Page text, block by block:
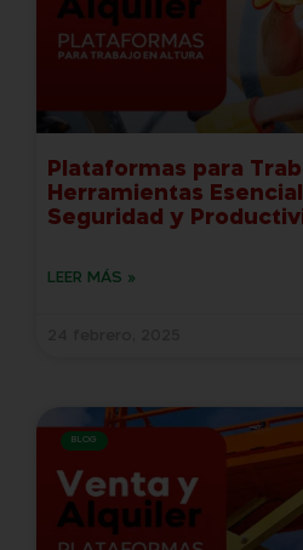
Plataformas para
Herramientas
Seguridad y
LEER MÁS »
BLOG